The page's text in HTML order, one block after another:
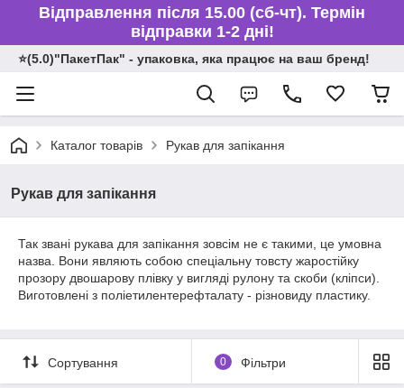
Відправлення після 15.00 (сб-чт). Термін
відправки 1-2 дні!
⭐️(5.0)"ПакетПак" - упаковка, яка працює на ваш бренд!
Каталог товарів Рукав для запікання
Рукав для запікання
Так звані рукава для запікання зовсім не є такими, це умовна
назва. Вони являють собою спеціальну товсту жаростійку
прозору двошарову плівку у вигляді рулону та скоби (кліпси).
Виготовлені з поліетилентерефталату - різновиду пластику.
Сортування 0 Фільтри